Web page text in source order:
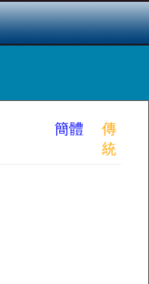
簡體
傳
統